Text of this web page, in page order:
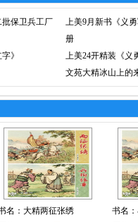
保卫兵工厂
上美9月新书《义
册
》
上美24开精装《义
文苑大精冰山上的
名： 大精两征张绣
书名：